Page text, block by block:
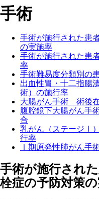
手術
手術が施行された患
の実施率
手術が施行された患
率
手術難易度分類別の
出血性胃・十二指腸
術）の施行率
大腸がん手術 術後
腹腔鏡下大腸がん手
合
乳がん（ステージⅠ
行率
Ⅰ期原発性肺がん手
手術が施行され
栓症の予防対策